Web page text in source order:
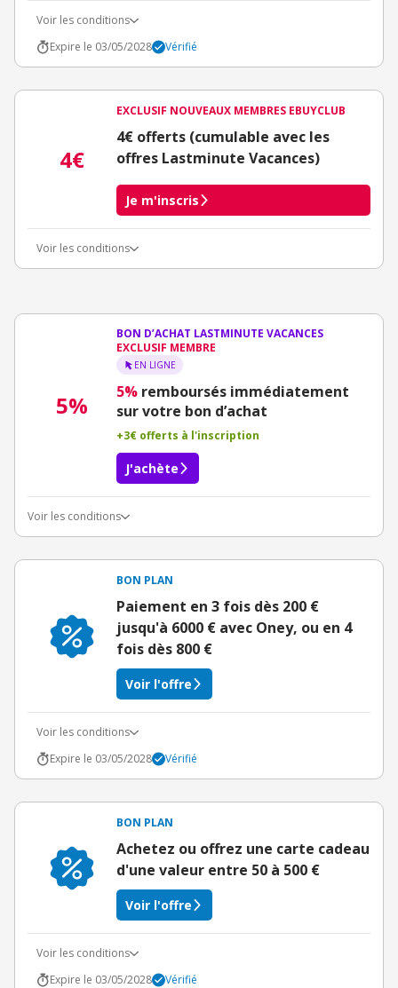
Voir les conditions
Expire le 03/05/2028
Vérifié
4€
EXCLUSIF NOUVEAUX MEMBRES EBUYCLUB
4€ offerts (cumulable avec les
offres Lastminute Vacances)
Je m'inscris
Voir les conditions
Offre réservée à une toute première inscription chez eBuyClub.
5%
BON D’ACHAT LASTMINUTE VACANCES
EXCLUSIF MEMBRE
EN LIGNE
5% remboursés immédiatement
sur votre bon d’achat
+3€ offerts à l'inscription
J'achète
Voir les conditions
BON PLAN
Paiement en 3 fois dès 200 €
jusqu'à 6000 € avec Oney, ou en 4
fois dès 800 €
Voir l'offre
Voir les conditions
Expire le 03/05/2028
Vérifié
BON PLAN
Achetez ou offrez une carte cadeau
d'une valeur entre 50 à 500 €
Voir l'offre
Voir les conditions
Expire le 03/05/2028
Vérifié